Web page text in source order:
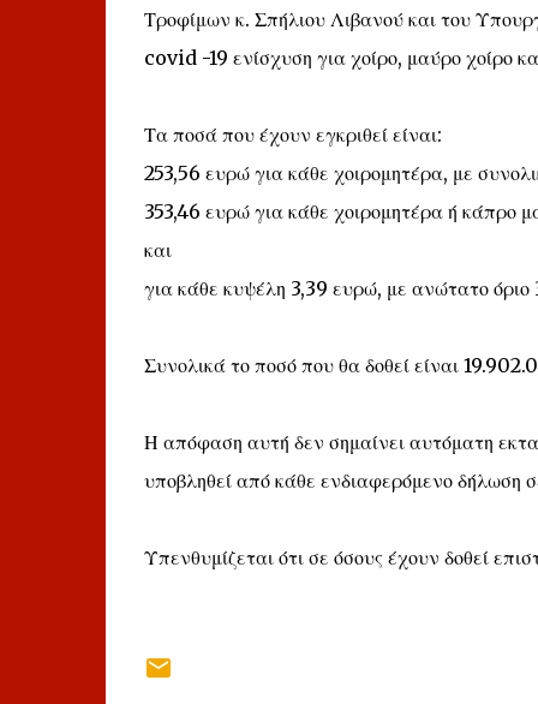
Τροφίμων κ. Σπήλιου Λιβανού και του
covid -19 ενίσχυση για χοίρο, μαύρο χοίρο
Τα ποσά που έχουν εγκριθεί είναι:
253,56 ευρώ για κάθε χοιρομητέρα, με
353,46 ευρώ για κάθε χοιρομητέρα ή κάπρο
και
για κάθε κυψέλη 3,39 ευρώ, με ανώτατο
Συνολικά το ποσό που θα δοθεί είναι
Η απόφαση αυτή δεν σημαίνει αυτόματη
υποβληθεί από κάθε ενδιαφερόμενο δήλωση
Υπενθυμίζεται ότι σε όσους έχουν δοθεί